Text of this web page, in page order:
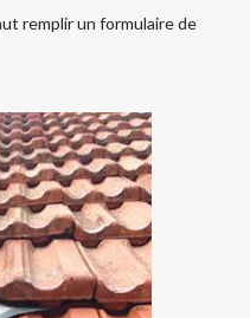
remplir un formulaire de